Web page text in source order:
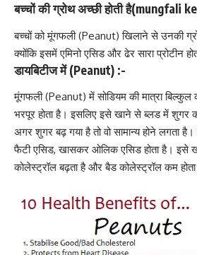
बच्चों की ग्रोथ अच्छी होती है(mungfali
बच्चों को मूंगफली (Peanut) खिलाने से उनकी
क्योंकि इसमें एमिनो एसिड और ढेर सारा प्रोटीन
डायबिटीज में (Peanut) :-
मूंगफली (Peanut) मेंसोडियमकी मात्रा
भरपूर होता है। इसलिए इसे खाने से ब्लड में शुगर
अगर शुगर बढ़ गया है तो वो सामान्य होने लगता
फैटी एसिड, खासकर ओलिक एसिड होता है। इसे
कोलेस्ट्रॉलबढ़ता है और बैडकोलेस्ट्रॉलकम